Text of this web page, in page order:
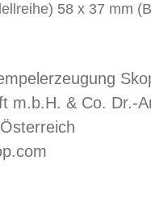
58 x 37 mm
m.b.H. & Co. Dr.-